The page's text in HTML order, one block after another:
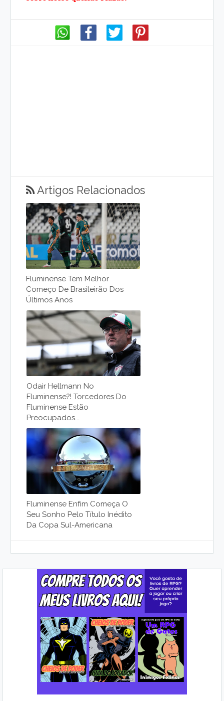
Artigos Relacionados
Fluminense Tem Melhor
Começo De Brasileirão Dos
Últimos Anos
Odair Hellmann No
Fluminense?! Torcedores Do
Fluminense Estão
Preocupados...
Fluminense Enfim Começa O
Seu Sonho Pelo Título Inédito
Da Copa Sul-Americana